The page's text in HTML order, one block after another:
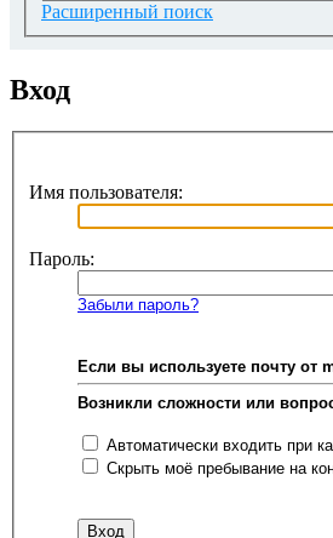
Расширенный поиск
Вход
Имя пользователя:
Пароль:
Забыли пароль?
Если вы используете почту
Возникли сложности или
Автоматически входить при
Скрыть моё пребывание на